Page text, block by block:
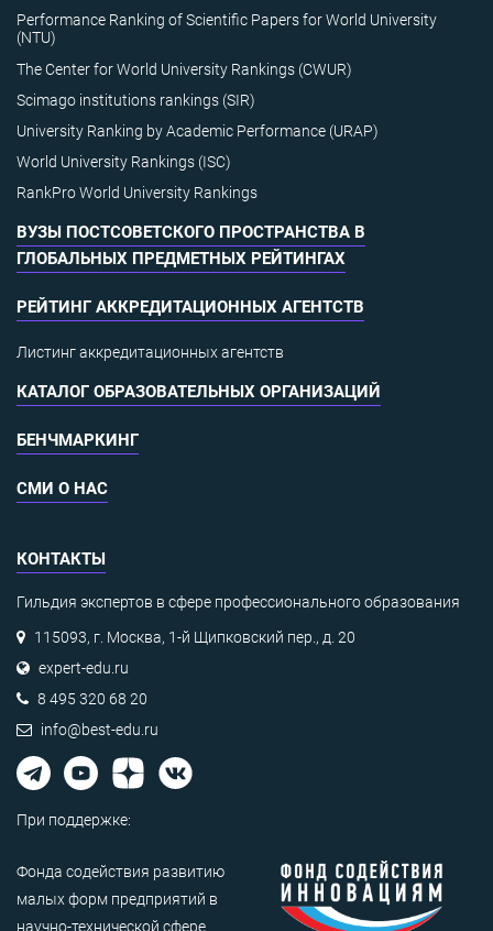
Performance Ranking of Scientific Papers for World University
(NTU)
The Center for World University Rankings (CWUR)
Scimago institutions rankings (SIR)
University Ranking by Academic Performance (URAP)
World University Rankings (ISC)
RankPro World University Rankings
ВУЗЫ ПОСТСОВЕТСКОГО ПРОСТРАНСТВА В
ГЛОБАЛЬНЫХ ПРЕДМЕТНЫХ РЕЙТИНГАХ
РЕЙТИНГ АККРЕДИТАЦИОННЫХ АГЕНТСТВ
Листинг аккредитационных агентств
КАТАЛОГ ОБРАЗОВАТЕЛЬНЫХ ОРГАНИЗАЦИЙ
БЕНЧМАРКИНГ
СМИ О НАС
КОНТАКТЫ
Гильдия экспертов в сфере профессионального образования
115093, г. Москва, 1-й Щипковский пер., д. 20
expert-edu.ru
8 495 320 68 20
info@best-edu.ru
При поддержке:
Фонда содействия развитию
малых форм предприятий в
научно-технической сфере